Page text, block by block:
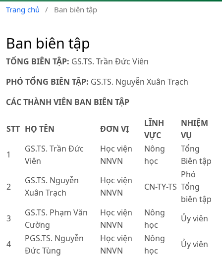
Trang chủ / Ban biên tập
Ban biên tập
TỔNG BIÊN TẬP: GS.TS. Trần Đức Viên
PHÓ TỔNG BIÊN TẬP: GS.TS. Nguyễn Xuân Trạch
CÁC THÀNH VIÊN BAN BIÊN TẬP
STT HỌ TÊN ĐƠN VỊ
LĨNH
VỰC
NHIỆM
VỤ
1
GS.TS. Trần Đức
Viên
Học viện
NNVN
Nông
học
Tổng
Biên tập
2
GS.TS. Nguyễn
Xuân Trạch
Học viện
NNVN
CN-TY-TS
Phó
Tổng
biên tập
3
GS.TS. Phạm Văn
Cường
Học viện
NNVN
Nông
học
Ủy viên
4
PGS.TS. Nguyễn
Đức Tùng
Học viện
NNVN
Nông
học
Ủy viên